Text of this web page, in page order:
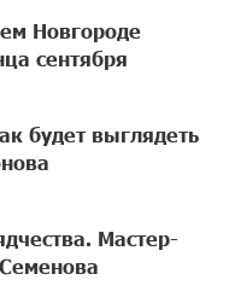
Новгороде
сентября
будет выглядеть
Мастер-